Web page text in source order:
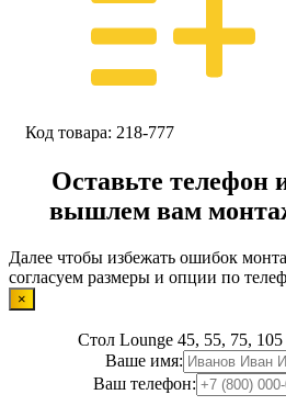
Код товара: 218-777
Оставьте
вышлем вам
Далее чтобы избежать ошибок
согласуем размеры и опции по
×
Стол Lounge 45, 55, 75,
Ваше имя:
Ваш телефон: